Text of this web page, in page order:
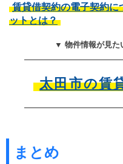
賃貸借契約の電子契約に
ットとは？
▼ 物件情報が見た
太田市の賃
まとめ